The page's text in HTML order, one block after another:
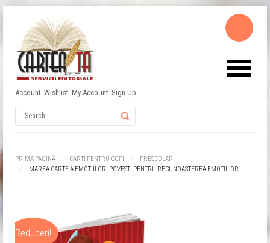
Account Wishlist My Account Sign Up
PRIMA PAGINĂ CARTI PENTRU COPII
PRESCOLARI
MAREA CARTE A EMOTIILOR. POVESTI PENTRU RECUNOASTEREA EMOTIILOR
Reduceri!
Remember Me